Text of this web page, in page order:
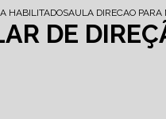
HABILITADOSAULA DIRECAO PARA
DE